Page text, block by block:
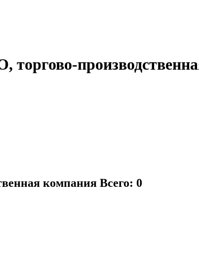
компания Всего: 0